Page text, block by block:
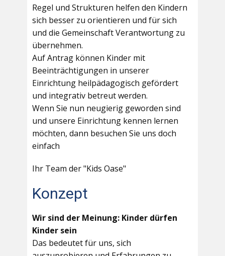
Regel und Strukturen helfen den Kindern
sich besser zu orientieren und für sich
und die Gemeinschaft Verantwortung zu
übernehmen.
Auf Antrag können Kinder mit
Beeinträchtigungen in unserer
Einrichtung heilpädagogisch gefördert
und integrativ betreut werden.
Wenn Sie nun neugierig geworden sind
und unsere Einrichtung kennen lernen
möchten, dann besuchen Sie uns doch
einfach
Ihr Team der "Kids Oase"
Konzept
Wir sind der Meinung: Kinder dürfen
Kinder sein
Das bedeutet für uns, sich